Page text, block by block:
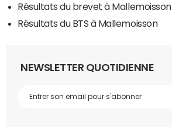
Résultats du brevet à Mallemoisson
Résultats du BTS à Mallemoisson
NEWSLETTER QUOTIDIENNE